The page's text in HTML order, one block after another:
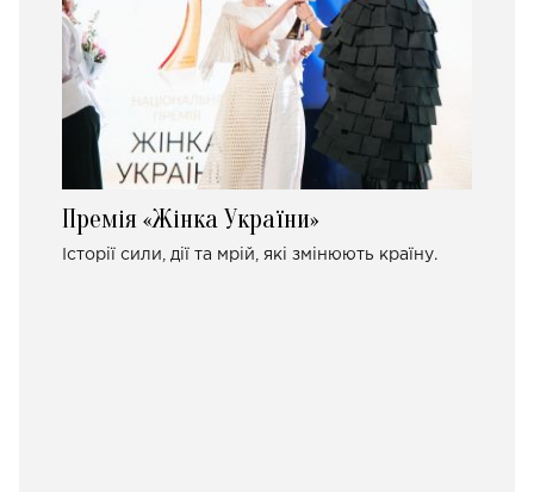
Премія «Жінка України»
Історії сили, дії та мрій, які змінюють країну.